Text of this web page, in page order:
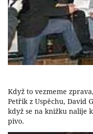
Když to vezmeme
Petřik z Uspěchu, David
když se na knižku nalije
pivo.